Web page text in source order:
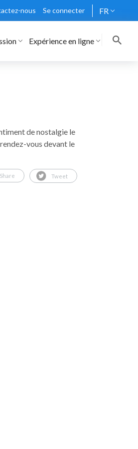
nous Se connecter FR
Expérience en ligne
de nostalgie le
vous devant le
Share Tweet